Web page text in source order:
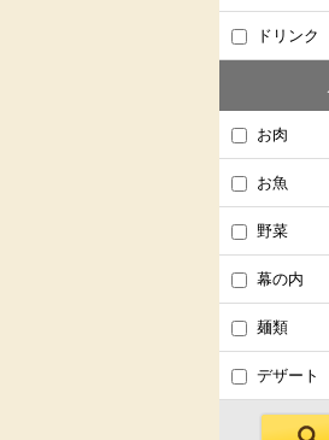
ドリンク
お肉
お魚
野菜
幕の内
麺類
デザート